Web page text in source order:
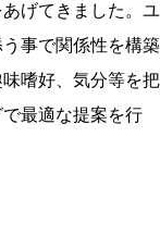
げてきました。ユ
事で関係性を構築
嗜好、気分等を把
最適な提案を行